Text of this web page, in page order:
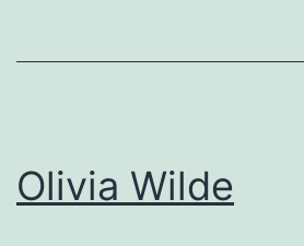
Olivia Wilde